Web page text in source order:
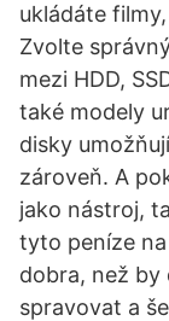
ukládáte
Zvolte
mezi HDD,
také modely
disky
zároveň. A
jako nástroj,
tyto peníze
dobra, než by
spravovat a